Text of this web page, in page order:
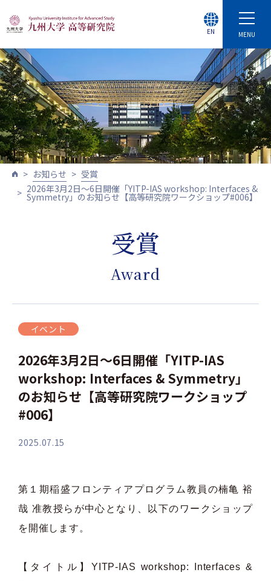
MENU
EN
お知らせ
受賞
2026年3月2日～6日開催「YITP-IAS workshop: Interfaces &
Symmetry」のお知らせ【高等研究院ワークショップ#006】
受賞
Award
イベント
2026年3月2日～6日開催「YITP-IAS
workshop: Interfaces & Symmetry」
のお知らせ【高等研究院ワークショップ
#006】
2025.07.15
第１期稲盛フロンティアプログラム教員の楠亀 裕
哉 准教授らが中心となり、以下のワークショップ
を開催します。
【タイトル】YITP-IAS workshop: Interfaces &